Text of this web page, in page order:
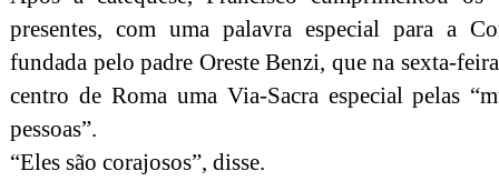
presentes, com uma palavra especial para a
fundada pelo padre Oreste Benzi, que na sexta-
centro de Roma uma Via-Sacra especial pelas
pessoas”.
“Eles são corajosos”, disse.